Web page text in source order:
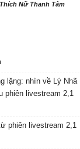
Nữ Thanh Tâm
lặng: nhìn về Lý Nhã
phiên livestream 2,1
phiên livestream 2,1